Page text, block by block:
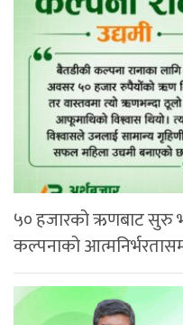
५० हजारको ऋणबाट सुरु
कल्पनाको